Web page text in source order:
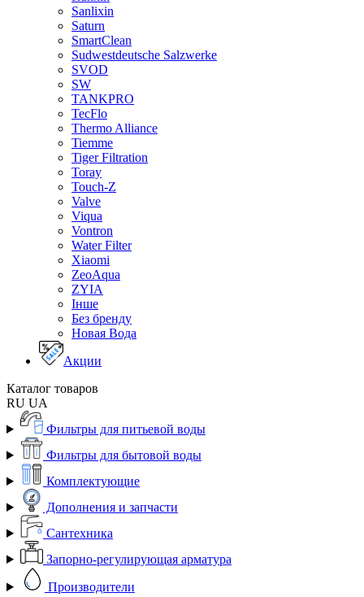
Sanlixin
Saturn
SmartClean
Sudwestdeutsche Salzwerke
SVOD
SW
TANKPRO
TecFlo
Thermo Alliance
Tiemme
Tiger Filtration
Toray
Touch-Z
Valve
Viqua
Vontron
Water Filter
Xiaomi
ZeoAqua
ZYIA
Інше
Без бренду
Новая Вода
Акции
Каталог товаров
RU UA
Фильтры для питьевой воды
Фильтры для бытовой воды
Комплектующие
Дополнения и запчасти
Сантехника
Запорно-регулирующая арматура
Производители